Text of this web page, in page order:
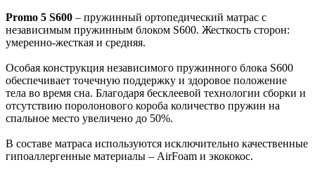
Promo 5 S600 – пружинный ортопедический матрас с
независимым пружинным блоком S600. Жесткость сторон:
умеренно-жесткая и средняя.
Особая конструкция независимого пружинного блока S600
обеспечивает точечную поддержку и здоровое положение
тела во время сна. Благодаря бесклеевой технологии сборки и
отсутствию поролонового короба количество пружин на
спальное место увеличено до 50%.
В составе матраса используются исключительно качественные
гипоаллергенные материалы – AirFoam и экококос.